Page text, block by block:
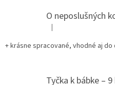
Hodnotenie produktu
|
+ krásne spracované, vhodné aj
Tyčka k bábke – 9